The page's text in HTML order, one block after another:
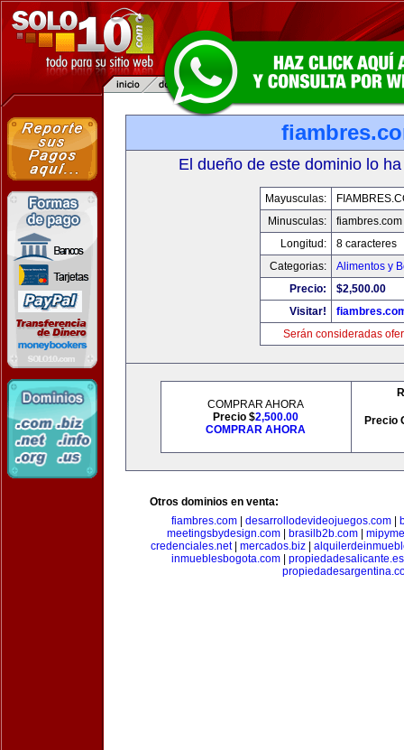
El dueño de este dominio lo
Mayusculas:
Minusculas:
fiambres.com
Longitud:
8 caracteres
Categorias:
Alimentos y
Precio:
$2,500.00
Visitar!
Serán consideradas
COMPRAR AHORA
Precio $2,500.00
COMPRAR AHORA
Precio
Otros dominios en venta:
fiambres.com| desarrollodevideojuegos.com|
meetingsbydesign.com
brasilb2b.com
credenciales.net| mercados.biz
inmueblesbogota.com| propiedadesalicante.es